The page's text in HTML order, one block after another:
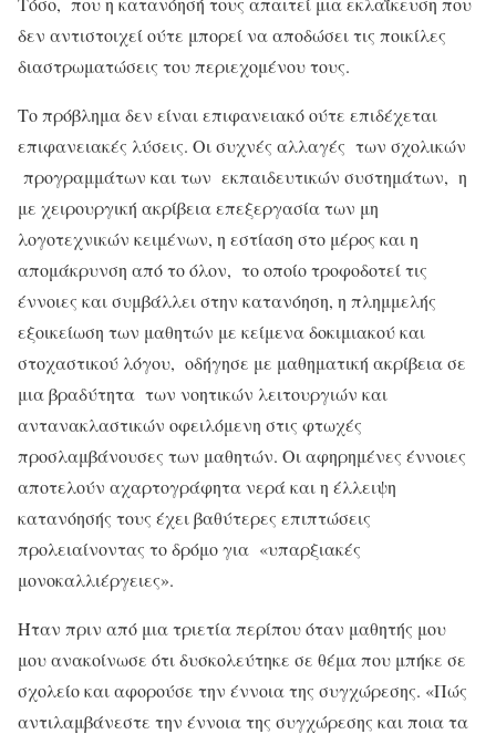
δεν αντιστοιχεί ούτε μπορεί να αποδώσει τις ποικίλες
διαστρωματώσεις του περιεχομένου τους.
Το πρόβλημα δεν είναι επιφανειακό ούτε επιδέχεται
επιφανειακές λύσεις. Οι συχνές αλλαγές των σχολικών
προγραμμάτων και των εκπαιδευτικών συστημάτων, η
με χειρουργική ακρίβεια επεξεργασία των μη
λογοτεχνικών κειμένων, η εστίαση στο μέρος και η
απομάκρυνση από το όλον, το οποίο τροφοδοτεί τις
έννοιες και συμβάλλει στην κατανόηση, η πλημμελής
εξοικείωση των μαθητών με κείμενα δοκιμιακού και
στοχαστικού λόγου, οδήγησε με μαθηματική ακρίβεια σε
μια βραδύτητα των νοητικών λειτουργιών και
αντανακλαστικών οφειλόμενη στις φτωχές
προσλαμβάνουσες των μαθητών. Οι αφηρημένες έννοιες
αποτελούν αχαρτογράφητα νερά και η έλλειψη
κατανόησής τους έχει βαθύτερες επιπτώσεις
προλειαίνοντας το δρόμο για «υπαρξιακές
μονοκαλλιέργειες».
Ήταν πριν από μια τριετία περίπου όταν μαθητής μου
μου ανακοίνωσε ότι δυσκολεύτηκε σε θέμα που μπήκε σε
σχολείο και αφορούσε την έννοια της συγχώρεσης. «Πώς
αντιλαμβάνεστε την έννοια της συγχώρεσης και ποια τα